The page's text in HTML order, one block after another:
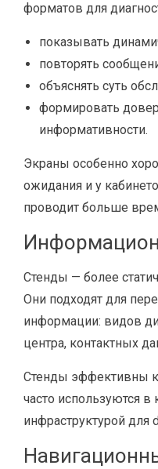
форматов для
показывать
повторять
объяснять суть
формировать
информативности.
Экраны особенно
ожидания и у
проводит больше
Стенды — более
Они подходят для
информации: видов
центра, контактных
Стенды эффективны
часто используются в
инфраструктурой для